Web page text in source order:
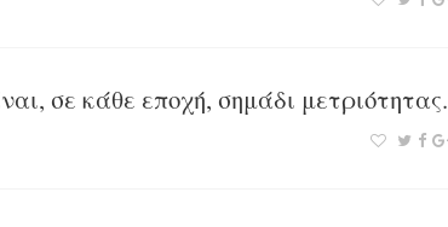
σε κάθε εποχή, σημάδι μετριότητας.